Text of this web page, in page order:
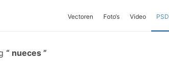
Vectoren Foto‘s Video PSD
nueces